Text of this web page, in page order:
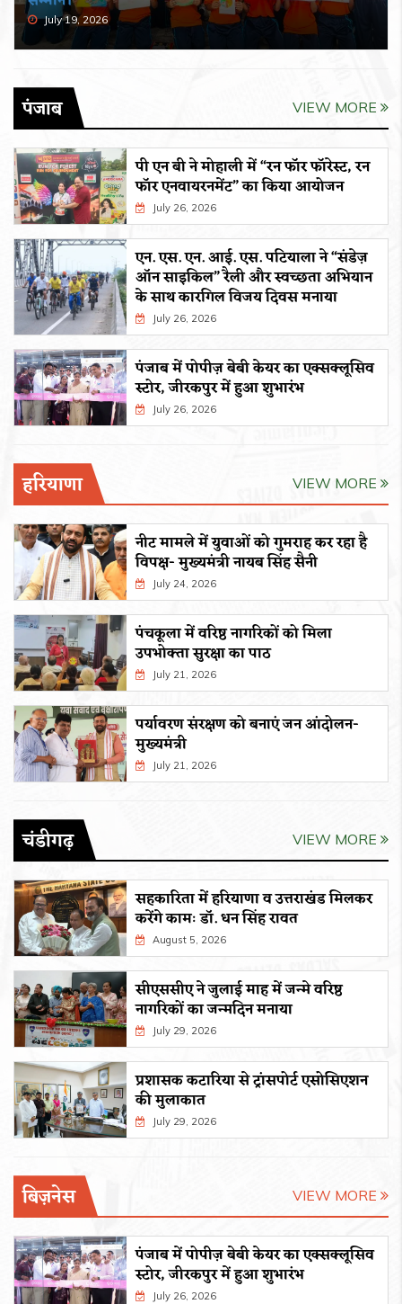
July 19, 2026
पंजाब VIEW MORE
पी एन बी ने मोहाली में “रन फॉर फॉरेस्ट, रन
फॉर एनवायरनमेंट” का किया आयोजन
July 26, 2026
एन. एस. एन. आई. एस. पटियाला ने “संडेज़
ऑन साइकिल” रैली और स्वच्छता अभियान
के साथ कारगिल विजय दिवस मनाया
July 26, 2026
पंजाब में पोपीज़ बेबी केयर का एक्सक्लूसिव
स्टोर, जीरकपुर में हुआ शुभारंभ
July 26, 2026
हरियाणा VIEW MORE
नीट मामले में युवाओं को गुमराह कर रहा है
विपक्ष- मुख्यमंत्री नायब सिंह सैनी
July 24, 2026
पंचकूला में वरिष्ठ नागरिकों को मिला
उपभोक्ता सुरक्षा का पाठ
July 21, 2026
पर्यावरण संरक्षण को बनाएं जन आंदोलन-
मुख्यमंत्री
July 21, 2026
चंडीगढ़ VIEW MORE
सहकारिता में हरियाणा व उत्तराखंड मिलकर
करेंगे कामः डाॅ. धन सिंह रावत
August 5, 2026
सीएससीए ने जुलाई माह में जन्मे वरिष्ठ
नागरिकों का जन्मदिन मनाया
July 29, 2026
प्रशासक कटारिया से ट्रांसपोर्ट एसोसिएशन
की मुलाकात
July 29, 2026
बिज़नेस VIEW MORE
पंजाब में पोपीज़ बेबी केयर का एक्सक्लूसिव
स्टोर, जीरकपुर में हुआ शुभारंभ
July 26, 2026